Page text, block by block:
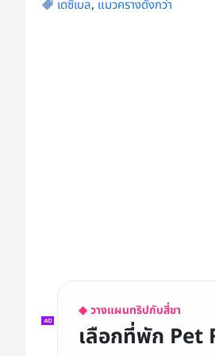
เดซิเบล, แมวครางดังกว่า
◆ วางแผนทริปกับสี่ขา
เลือกที่พัก Pet